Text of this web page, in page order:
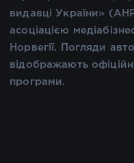
видавці України»
асоціацією
Норвегії. Погляди
відображають
програми.